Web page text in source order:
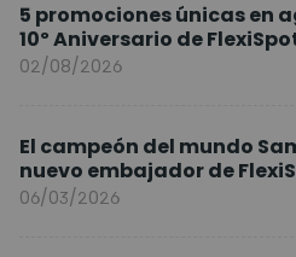
5 promociones únicas en
10º Aniversario de
02/08/2026
El campeón del mundo
nuevo embajador de
Europa
06/03/2026